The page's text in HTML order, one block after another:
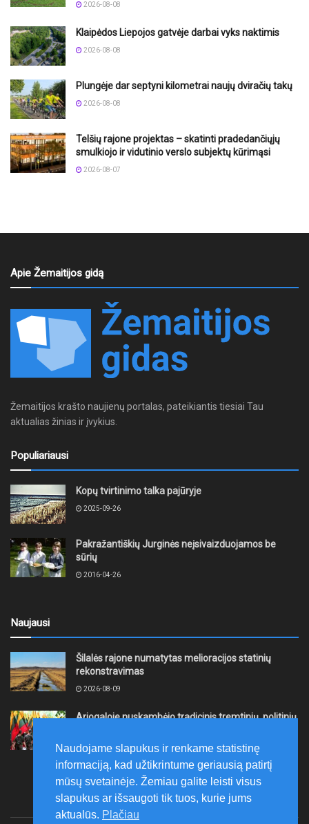
2026-08-08
Klaipėdos Liepojos gatvėje darbai vyks naktimis
2026-08-08
Plungėje dar septyni kilometrai naujų dviračių takų
2026-08-08
Telšių rajone projektas – skatinti pradedančiųjų
smulkiojo ir vidutinio verslo subjektų kūrimąsi
2026-08-07
Apie Žemaitijos gidą
Žemaitijos krašto naujienų portalas, pateikiantis tiesiai Tau
aktualias žinias ir įvykius.
Populiariausi
Kopų tvirtinimo talka pajūryje
2025-09-26
Pakražantiškių Jurginės neįsivaizduojamos be
sūrių
2016-04-26
Naujausi
Šilalės rajone numatytas melioracijos statinių
rekonstravimas
2026-08-09
Ariogaloje nuskambėjo tradicinis tremtinių, politinių
širdy“
2026-08-08
Naudojame slapukus ir renkame statistinę
informaciją, kad užtikrintume geriausią patirtį
mūsų svetainėje. Žemiau galite leisti visus
slapukus ar išsaugoti tik tuos, kurie jums
aktualūs. Plačiau